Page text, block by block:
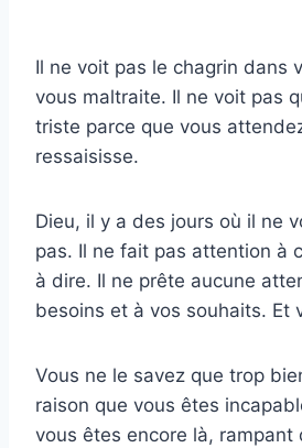
Il ne voit pas le chagrin dans
vous maltraite. Il ne voit pas
triste parce que vous
ressaisisse.
Dieu, il y a des jours où il ne
pas. Il ne fait pas attention à
à dire. Il ne prête aucune
besoins et à vos souhaits. Et
Vous ne le savez que trop
raison que vous êtes
vous êtes encore là, rampant